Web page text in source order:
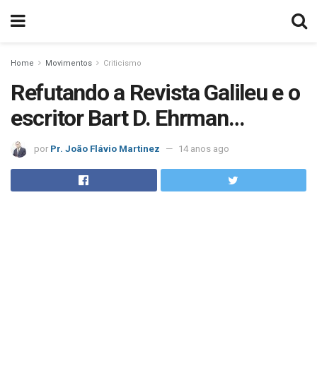
Home Movimentos Criticismo
Refutando a Revista Galileu e o
escritor Bart D. Ehrman…
por Pr. João Flávio Martinez 14 anos ago